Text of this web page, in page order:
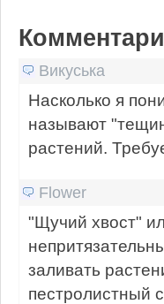
Викуська
Насколько я
называют
растений.
Flower
"Щучий хвост"
заливать
пестролистный